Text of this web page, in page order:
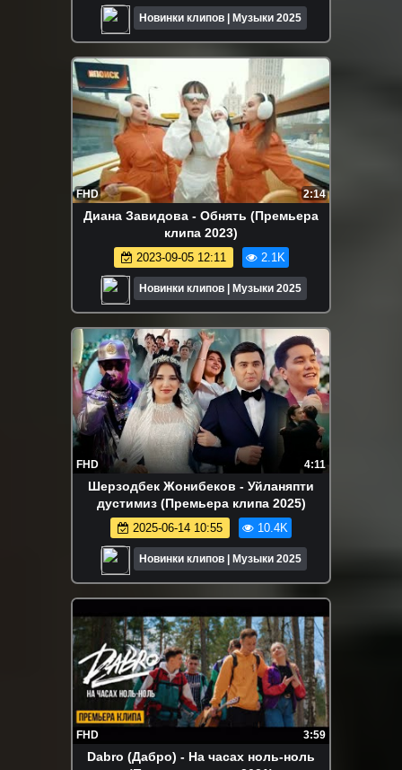
Новинки клипов | Музыки 2025
FHD 2:14
Диана Завидова - Обнять (Премьера
клипа 2023)
2023-09-05 12:11 2.1K
Новинки клипов | Музыки 2025
FHD 4:11
Шерзодбек Жонибеков - Уйланяпти
дустимиз (Премьера клипа 2025)
2025-06-14 10:55 10.4K
Новинки клипов | Музыки 2025
FHD 3:59
Dabro (Дабро) - На часах ноль-ноль